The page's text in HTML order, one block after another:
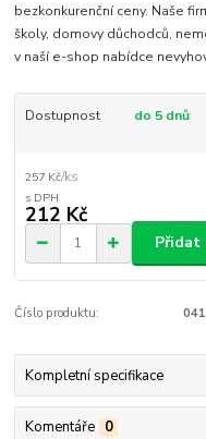
bezkonkurenční ceny. Naše
školy, domovy důchodců,
v naší e-shop nabídce
Dostupnost do 5 dnů
257 Kč/ks
212 Kč
Přidat
Číslo produktu:
Kompletní specifikace
Komentáře 0